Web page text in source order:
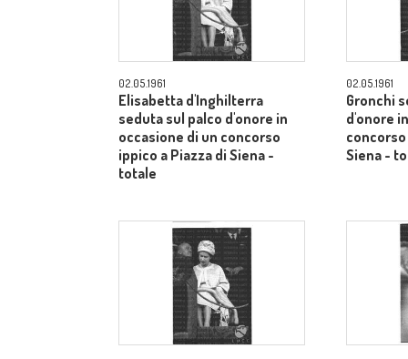
02.05.1961
Elisabetta d'Inghilterra
seduta sul palco d'onore in
occasione di un concorso
ippico a Piazza di Siena -
totale
02.05.1961
Gronchi
d'onore
Siena -